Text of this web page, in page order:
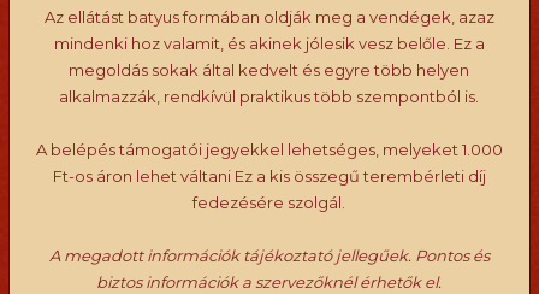
Az ellátást batyus formában oldják meg a vendégek, azaz
mindenki hoz valamit, és akinek jólesik vesz belőle. Ez a
megoldás sokak által kedvelt és egyre több helyen
alkalmazzák, rendkívül praktikus több szempontból is.
A belépés támogatói jegyekkel lehetséges, melyeket 1.000
Ft-os áron lehet váltani Ez a kis összegű terembérleti díj
fedezésére szolgál.
A megadott információk tájékoztató jellegűek. Pontos és
biztos információk a szervezőknél érhetők el.